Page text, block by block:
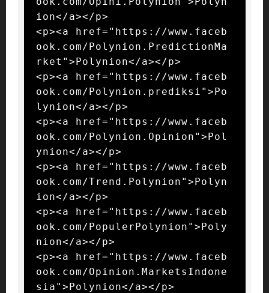
ion</a></p>
<p><a href="https://www.faceb
ook.com/Polynion.PredictionMa
rket">Polynion</a></p>
<p><a href="https://www.faceb
ook.com/Polynion.prediksi">Po
lynion</a></p>
<p><a href="https://www.faceb
ook.com/Polynion.Opinion">Pol
ynion</a></p>
<p><a href="https://www.faceb
ook.com/Trend.Polynion">Polyn
ion</a></p>
<p><a href="https://www.faceb
ook.com/PopulerPolynion">Poly
nion</a></p>
<p><a href="https://www.faceb
ook.com/Opinion.MarketsIndone
sia">Polynion</a></p>